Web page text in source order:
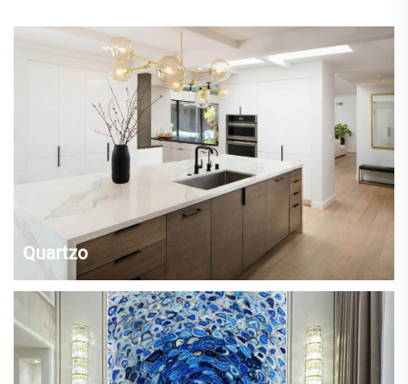
Quartzo
para se ajustarem ao seu ambiente e preferências estéticas. Qualquer
tipo de plano de decoração ficará bom com a cor branca imaculada da
bancada Arctic Zeus Extreme. Como possui acabamento liso, a